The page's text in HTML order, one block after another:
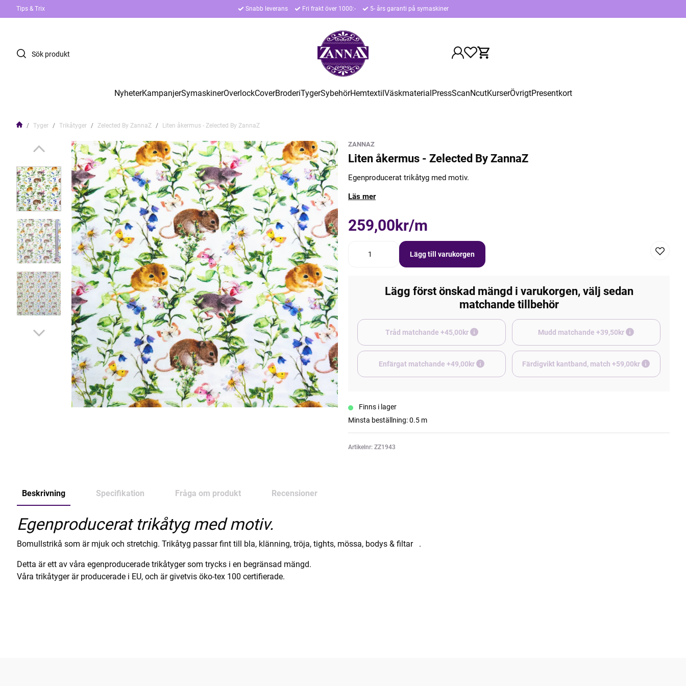
Tips & Trix Snabb leverans Fri frakt över 1000:- 5- års garanti på symaskiner
NyheterKampanjerSymaskinerOverlockCoverBroderiTygerSybehörHemtextilVäskmaterialPressScanNcutKurserÖvrigtPresentkort
Tyger Trikåtyger Zelected By ZannaZ Liten åkermus - Zelected By ZannaZ
ZANNAZ
Liten åkermus - Zelected By ZannaZ
Egenproducerat trikåtyg med motiv.
Läs mer
259,00kr/m
Lägg till varukorgen
Lägg först önskad mängd i varukorgen, välj sedan
matchande tillbehör
Tråd matchande +45,00kr Mudd matchande +39,50kr
Enfärgat matchande +49,00kr Färdigvikt kantband, match +59,00kr
Finns i lager
Minsta beställning: 0.5 m
Artikelnr: ZZ1943
Beskrivning Specifikation Fråga om produkt Recensioner
Egenproducerat trikåtyg med motiv.
Bomullstrikå som är mjuk och stretchig. Trikåtyg passar fint till bla, klänning, tröja, tights, mössa, bodys & filtar .
Detta är ett av våra egenproducerade trikåtyger som trycks i en begränsad mängd.
Våra trikåtyger är producerade i EU, och är givetvis öko-tex 100 certifierade.